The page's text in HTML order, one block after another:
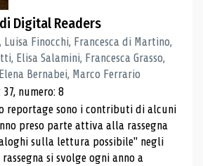
Digital Readers
Finocchi, Francesca di Martino,
Elisa Salamini, Francesca Grasso,
Bernabei, Marco Ferrario
numero: 8
reportage sono i contributi di alcuni
preso parte attiva alla rassegna
sulla lettura possibile" negli
si svolge ogni anno a